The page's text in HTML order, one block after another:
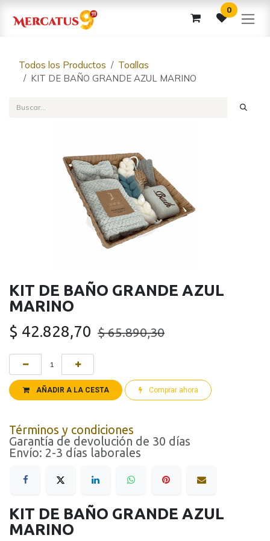
0
Todos los Productos
Toallas
KIT DE BAÑO GRANDE AZUL MARINO
KIT DE BAÑO GRANDE AZUL
MARINO
$ 42.828,70 $65.890,30
AÑADIR A LA CESTA Comprar ahora
Términos y condiciones
Garantía de devolución de 30 días
Envío: 2-3 días laborales
KIT DE BAÑO GRANDE AZUL
MARINO